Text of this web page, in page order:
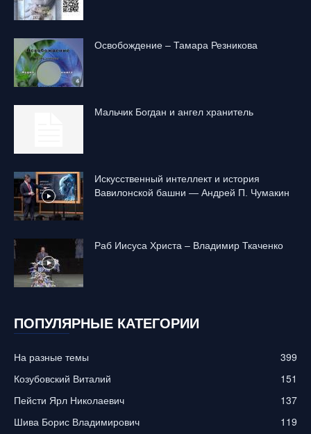
Освобождение – Тамара Резникова
Mальчик Богдан и ангел хранитель
Искусственный интеллект и история
Вавилонской башни — Андрей П. Чумакин
Раб Иисуса Христа – Владимир Ткаченко
ПОПУЛЯРНЫЕ КАТЕГОРИИ
На разные темы
399
Козубовский Виталий
151
Пейсти Ярл Николаевич
137
Шива Борис Владимирович
119